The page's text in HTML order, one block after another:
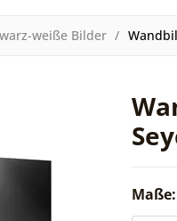
weiße Bilder
Maße: